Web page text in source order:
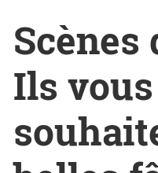
Scènes
Ils vous